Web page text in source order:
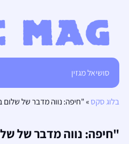
סושיאל מגזין
בלוג סקס »"חיפה: נווה מדבר של שלום
"חיפה: נווה מדבר של